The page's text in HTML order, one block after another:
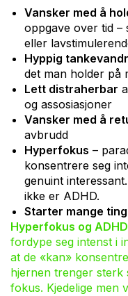
Vansker med å
oppgave over tid –
eller
Hyppig
det man holder på
Lett distraherbar
og assosiasjoner
Vansker med å
avbrudd
Hyperfokus –
konsentrere seg
genuint
ikke er ADHD.
Starter mange
Hyperfokus og
fordype seg intenst i
at de «kan»
hjernen trenger
fokus. Kjedelige men